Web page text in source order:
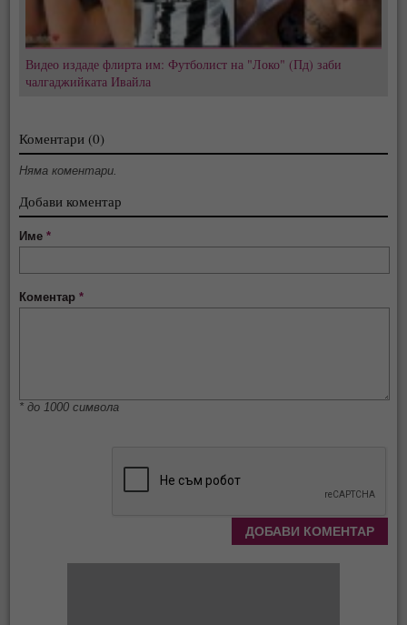
Видео издаде флирта им: Футболист на "Локо" (Пд) заби
чалгаджийката Ивайла
Коментари (0)
Няма коментари.
Добави коментар
Име*
Коментар*
* до 1000 символа